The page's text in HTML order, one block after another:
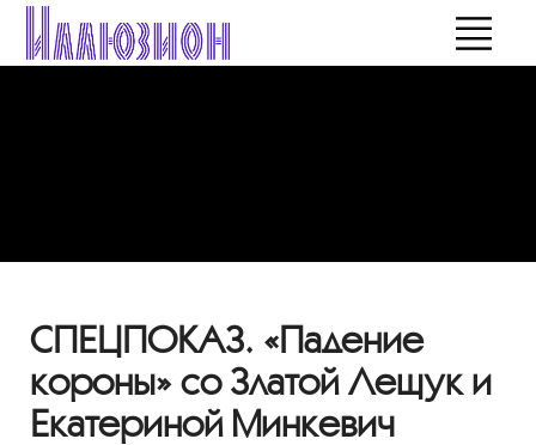
СПЕЦПОКАЗ. «Падение
короны» со Златой Лещук и
Екатериной Минкевич